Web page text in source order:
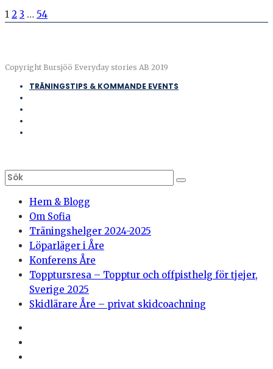
1 2 3 … 54
Copyright Bursjöö Everyday stories AB 2019
TRÄNINGSTIPS & KOMMANDE EVENTS
Hem & Blogg
Om Sofia
Träningshelger 2024-2025
Löparläger i Åre
Konferens Åre
Topptursresa – Topptur och offpisthelg för tjejer,
Sverige 2025
Skidlärare Åre – privat skidcoachning